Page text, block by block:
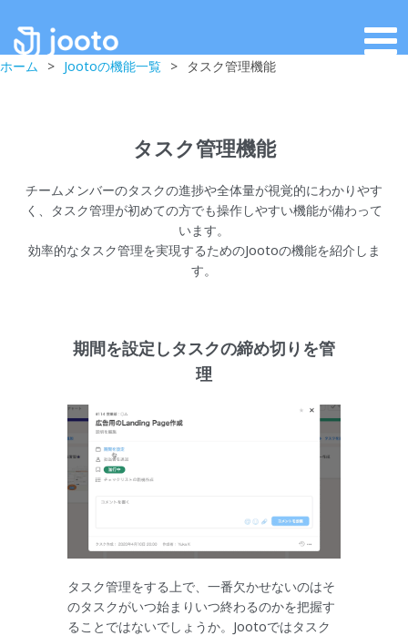
ホーム > Jootoの機能一覧 > タスク管理機能
タスク管理機能
チームメンバーのタスクの進捗や全体量が視覚的にわかりやす
く、タスク管理が初めての方でも操作しやすい機能が備わって
います。
効率的なタスク管理を実現するためのJootoの機能を紹介しま
す。
期間を設定しタスクの締め切りを管
理
タスク管理をする上で、一番欠かせないのはそ
のタスクがいつ始まりいつ終わるのかを把握す
ることではないでしょうか。Jootoではタスク